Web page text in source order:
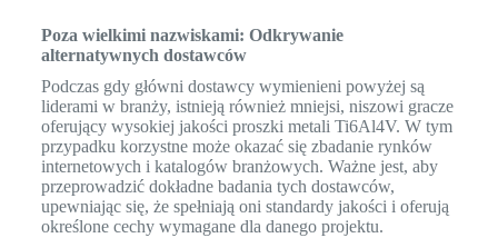
Poza wielkimi nazwiskami: Odkrywanie
alternatywnych dostawców
Podczas gdy główni dostawcy wymienieni powyżej są
liderami w branży, istnieją również mniejsi, niszowi gracze
oferujący wysokiej jakości proszki metali Ti6Al4V. W tym
przypadku korzystne może okazać się zbadanie rynków
internetowych i katalogów branżowych. Ważne jest, aby
przeprowadzić dokładne badania tych dostawców,
upewniając się, że spełniają oni standardy jakości i oferują
określone cechy wymagane dla danego projektu.